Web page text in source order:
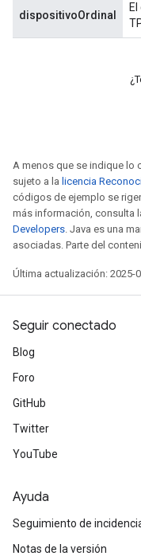
dispositivoOrdinal
A menos que se indique lo
sujeto a la licencia
códigos de ejemplo se
más información, consulta
Developers. Java es una
asociadas. Parte del
Última actualización: 2025-
Seguir conectado
Blog
Foro
GitHub
Twitter
YouTube
Ayuda
Seguimiento de
Notas de la versión